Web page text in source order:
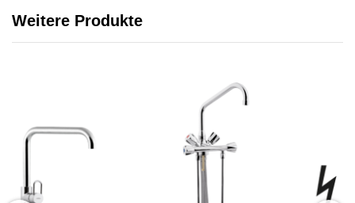
Weitere Produkte